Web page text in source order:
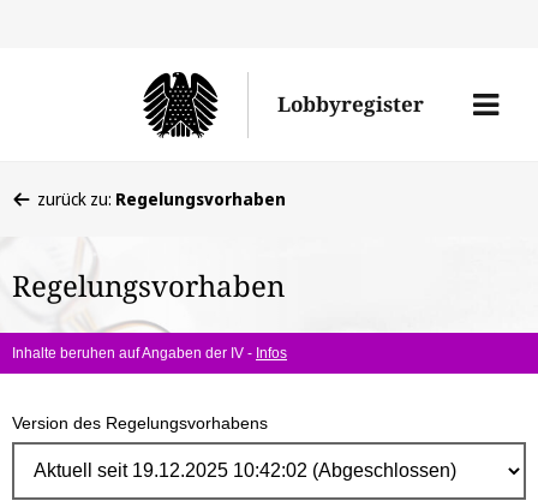
Lobbyregister
Menü
befinden
hier:
zurück zu: Regelungsvorhaben
Regelungsvorhaben
Inhalte beruhen auf Angaben der IV - Infos
Version des Regelungsvorhabens